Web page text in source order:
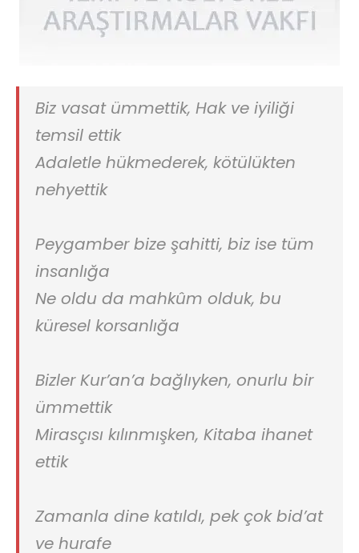
Biz vasat ümmettik, Hak ve iyiliği
temsil ettik
Adaletle hükmederek, kötülükten
nehyettik
Peygamber bize şahitti, biz ise tüm
insanlığa
Ne oldu da mahkûm olduk, bu
küresel korsanlığa
Bizler Kur’an’a bağlıyken, onurlu bir
ümmettik
Mirasçısı kılınmışken, Kitaba ihanet
ettik
Zamanla dine katıldı, pek çok bid’at
ve hurafe